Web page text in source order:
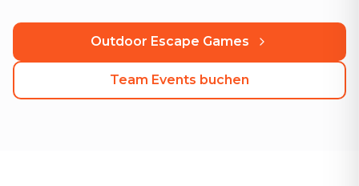
Outdoor Escape Games
Team Events buchen